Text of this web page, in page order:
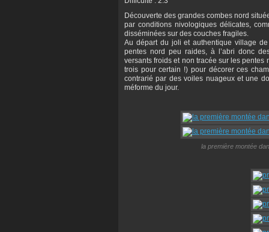
Découverte des grandes combes nord
par conditions nivologiques délicates,
disséminées sur des couches fragiles.
Au départ du joli et authentique village
pentes nord peu raides, à l’abri donc
versants froids et non tracée sur les
trois pour certain !) pour décorer ces
contrarié par des voiles nuageux et une
méforme du jour.
la première montée